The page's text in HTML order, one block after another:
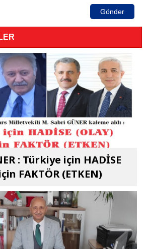
Gönder
: Türkiye için HADİSE
FAKTÖR (ETKEN)